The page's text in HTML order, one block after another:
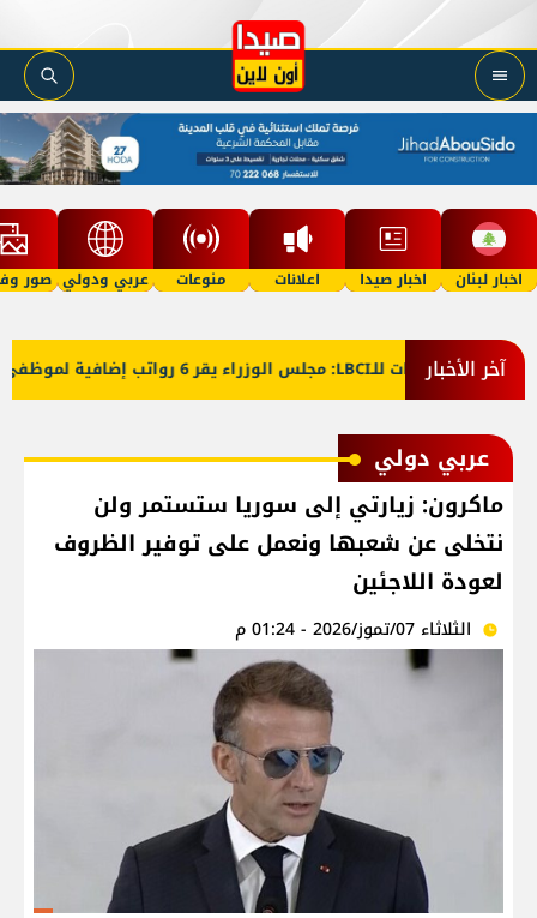
اخبار لبنان اخبار صيدا اعلانات منوعات عربي ودولي صور
آخر الأخبار
معلومات للـLBCI: مجلس الوزراء يقر 6 رواتب إضافية لموظفي القطاع العام وصرف الفروقات بأثر رجعي منذ آذار
عربي دولي
ماكرون: زيارتي إلى سوريا ستستمر ولن
نتخلى عن شعبها ونعمل على توفير الظروف
لعودة اللاجئين
الثلاثاء 07/تموز/2026 - 01:24 م